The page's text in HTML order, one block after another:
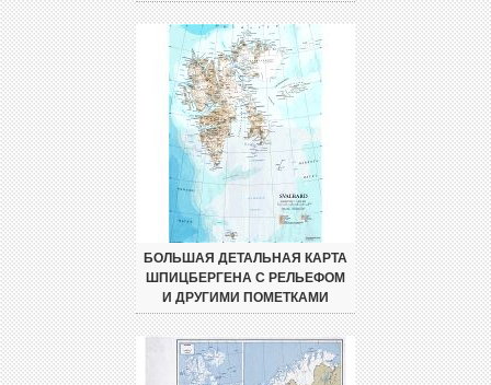
БОЛЬШАЯ ДЕТАЛЬНАЯ КАРТА
ШПИЦБЕРГЕНА С РЕЛЬЕФОМ
И ДРУГИМИ ПОМЕТКАМИ